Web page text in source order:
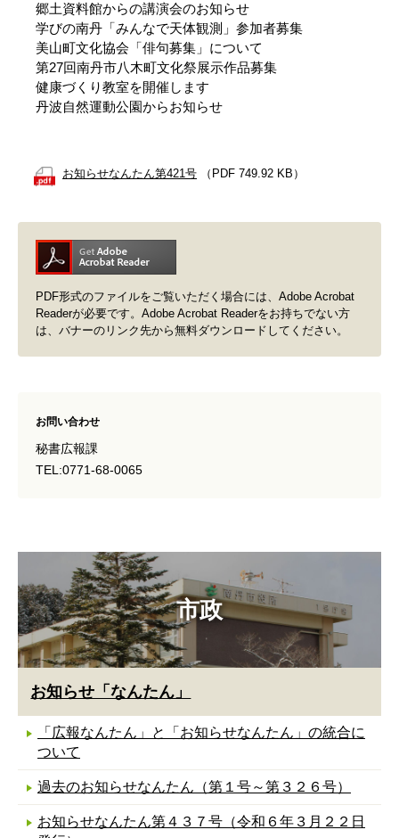
市政
お知らせ「なんたん」
「広報なんたん」と「お知らせなんたん」の統合に
ついて
過去のお知らせなんたん（第１号～第３２６号）
お知らせなんたん第４３７号（令和６年３月２２日
郷土資料館からの講演会のお知らせ
学びの南丹「みんなで天体観測」参加者募集
美山町文化協会「俳句募集」について
第27回南丹市八木町文化祭展示作品募集
健康づくり教室を開催します
丹波自然運動公園からお知らせ
お知らせなんたん第421号 （PDF 749.92 KB）
PDF形式のファイルをご覧いただく場合には、Adobe Acrobat
Readerが必要です。Adobe Acrobat Readerをお持ちでない方
は、バナーのリンク先から無料ダウンロードしてください。
お問い合わせ
秘書広報課
TEL:0771-68-0065